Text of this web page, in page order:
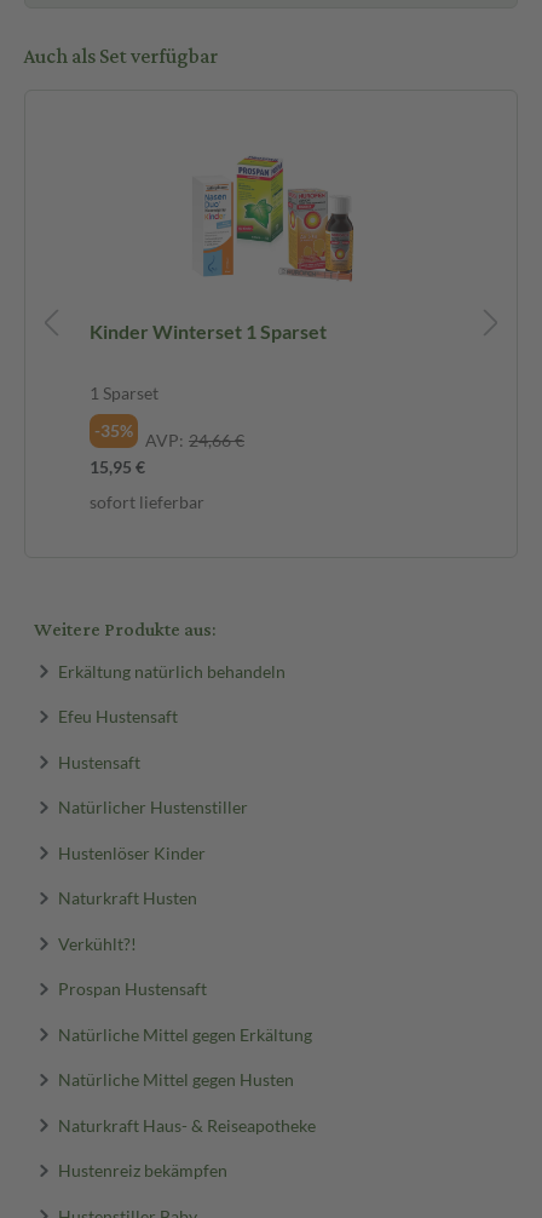
Auch als Set verfügbar
Kinder Winterset 1 Sparset
1 Sparset
-35%
AVP: 24,66 €
15,95 €
sofort lieferbar
Weitere Produkte aus:
Erkältung natürlich behandeln
Efeu Hustensaft
Hustensaft
Natürlicher Hustenstiller
Hustenlöser Kinder
Naturkraft Husten
Verkühlt?!
Prospan Hustensaft
Natürliche Mittel gegen Erkältung
Natürliche Mittel gegen Husten
Naturkraft Haus- & Reiseapotheke
Hustenreiz bekämpfen